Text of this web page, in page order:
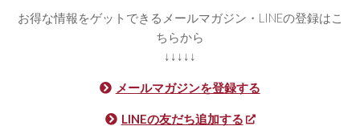
お得な情報をゲットできるメールマガジン・LINEの登録はこ
ちらから
↓↓↓↓↓
メールマガジンを登録する
LINEの友だち追加する